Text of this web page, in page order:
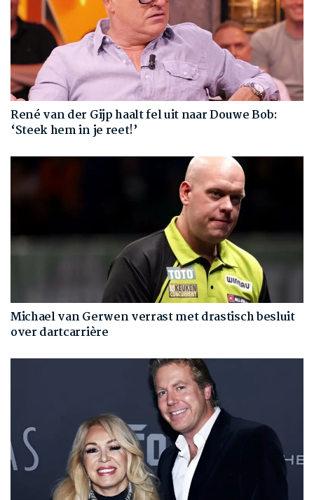
René van der Gijp haalt fel uit naar Douwe Bob:
‘Steek hem in je reet!’
Michael van Gerwen verrast met drastisch besluit
over dartcarrière